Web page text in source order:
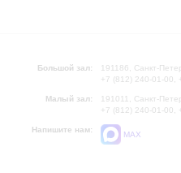
Большой зал:
191186, Санкт-
+7 (812) 240-01-00,
Малый зал:
191011, Санкт-
+7 (812) 240-01-00,
Напишите нам:
MAX